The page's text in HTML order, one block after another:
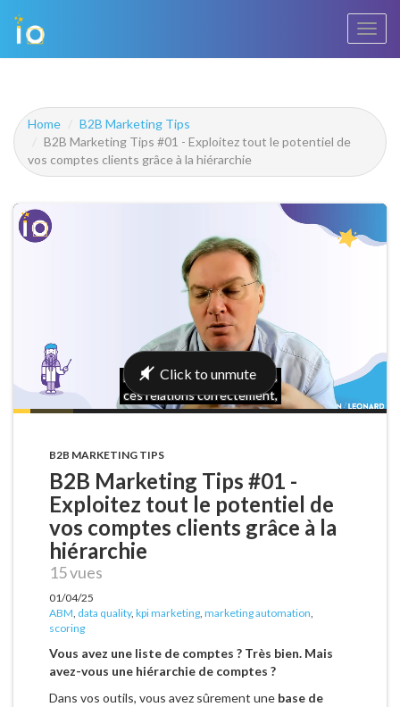
la
Home
B2B Marketing Tips
B2B Marketing Tips #01 - Exploitez tout le potentiel de
vos comptes clients grâce à la hiérarchie
B2B MARKETING TIPS
B2B Marketing Tips #01 -
Exploitez tout le potentiel de
vos comptes clients grâce à la
hiérarchie
15 vues
01/04/25
ABM, data quality, kpi marketing, marketing automation,
scoring
Vous avez une liste de comptes ? Très bien. Mais
avez-vous une hiérarchie de comptes ?
Dans vos outils, vous avez sûrement une base de